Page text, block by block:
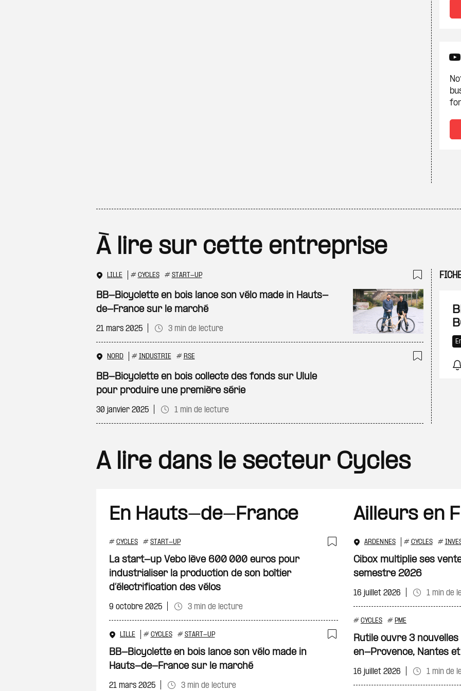
À lire sur cette entreprise
LILLE # CYCLES # START-UP
BB-Bicyclette en bois lance son vélo made in Hauts-
de-France sur le marché
21 mars 2025 3 min de lecture
NORD # INDUSTRIE # RSE
BB-Bicyclette en bois collecte des fonds sur Ulule
pour produire une première série
30 janvier 2025 1 min de lecture
A lire dans le secteur Cycles
En Hauts-de-France
# CYCLES # START-UP
Ajouter à ma
La start-up Vebo lève 600 000 euros pour
industrialiser la production de son boîtier
d’électrification des vélos
9 octobre 2025 3 min de lecture
LILLE # CYCLES # START-UP
Ajouter à ma
BB-Bicyclette en bois lance son vélo made in
Hauts-de-France sur le marché
21 mars 2025 3 min de lecture
Ailleurs en
ARDENNES # CYCLES #
Cibox multiplie ses
semestre 2026
16 juillet 2026 1 min de
# CYCLES # PME
Rutile ouvre 3
en-Provence, Nantes et
16 juillet 2026 1 min de